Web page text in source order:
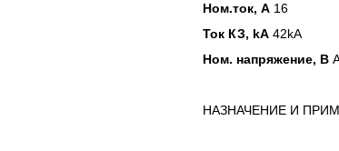
Ном.ток, А16
Ток КЗ, kA 42kA
Ном. напряжение, В
НАЗНАЧЕНИЕ И